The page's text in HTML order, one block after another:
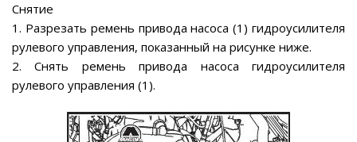
Снятие
1. Разрезать ремень привода насоса (1) гидроусилителя
рулевого управления, показанный на рисунке ниже.
2. Снять ремень привода насоса гидроусилителя
рулевого управления (1).